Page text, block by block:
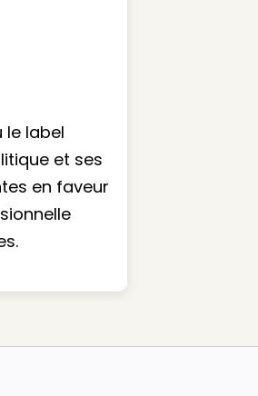
le label
et ses
en faveur